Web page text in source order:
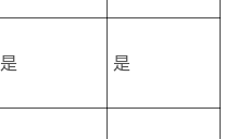
是 是